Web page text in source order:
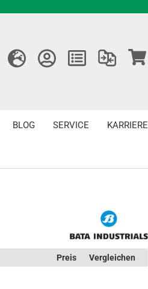
KARRIERE
SERVICE
BLOG
Preis Vergleichen